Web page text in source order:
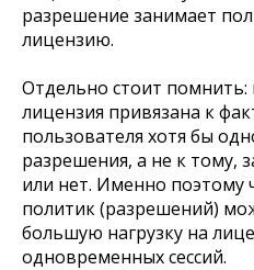
разрешение занимает
лицензию.
Отдельно стоит помнить:
лицензия привязана к
пользователя хотя бы
разрешения, а не к тому,
или нет. Именно поэтому
политик (разрешений)
большую нагрузку на
одновременных сессий.